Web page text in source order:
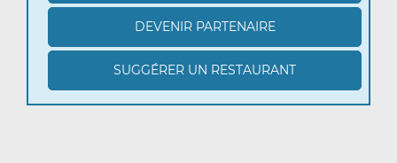
DEVENIR PARTENAIRE
SUGGÉRER UN RESTAURANT